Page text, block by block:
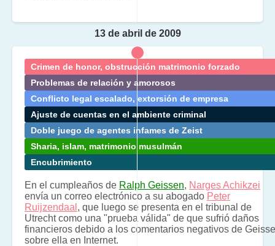
Crimen de honor, obstrucción matrimonio forzado
Problemas de relación y amorosos
Conflicto legal escalado, extorsión de empresa
Ajuste de cuentas en el ambiente criminal
Doble juego de agentes infames de Zeist
Sharia, islam, matrimonio musulmán
Encubrimiento
13 de abril de 2009
En el cumpleaños de Ralph Geissen, Narges Achikzei
envía un correo electrónico a su abogado Peter
Ruijzendaal , que luego se presenta en el tribunal de
Utrecht como una "prueba válida" de que sufrió daños
financieros debido a los comentarios negativos de
sobre ella en Internet.